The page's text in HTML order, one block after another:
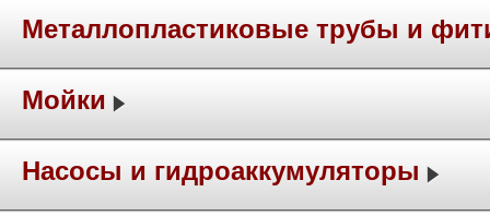
Металлопластиковые трубы и
Мойки
Насосы и гидроаккумуляторы